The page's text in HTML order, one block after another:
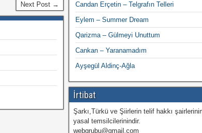
Next Post →
Candan Erçetin – Telgrafın Telleri
Eylem – Summer Dream
Qarizma – Gülmeyi Unuttum
Cankan – Yaranamadım
Ayşegül Aldinç-Ağla
İrtibat
Şarkı,Türkü ve Şiirlerin telif hakkı
yasal temsilcilerinindir.
webgrubu@gmail.com